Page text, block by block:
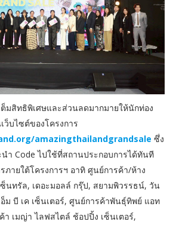
มสิทธิพิเศษและส่วนลดมากมายให้นักท่อง
ว็บไซต์ของโครงการ
amazingthailandgrandsale ซึ่ง
ำ Code ไปใช้ที่สถานประกอบการได้ทันที
ภายใต้โครงการฯ อาทิ ศูนย์การค้า/ห้าง
นทรัล, เดอะมอลล์ กรุ๊ป, สยามพิวรรธน์, วัน
ม บี เค เซ็นเตอร์, ศูนย์การค้าพันธุ์ทิพย์ แอท
า เมญ่า ไลฟสไตล์ ช้อปปิ้ง เซ็นเตอร์,